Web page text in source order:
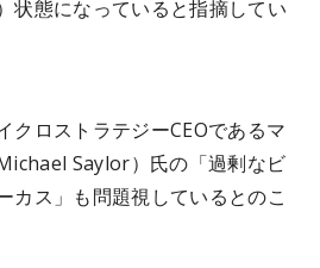
状態になっていると指摘してい
クロストラテジーCEOであるマ
Saylor）氏の「過剰なビ
カス」も問題視しているとのこ